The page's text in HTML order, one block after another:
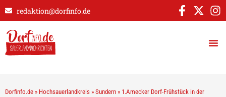
redaktion@dorfinfo.de
Dorfinfo.de » Hochsauerlandkreis » Sundern » 1.Amecker Dorf-Frühstück in der